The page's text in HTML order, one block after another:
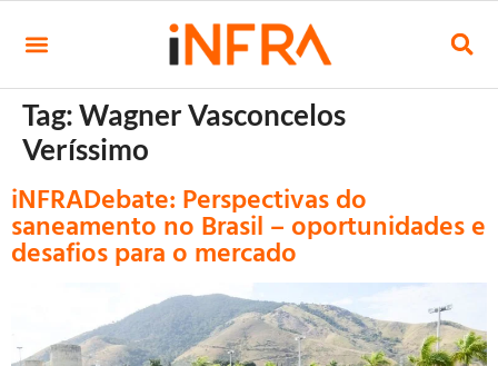
Tag:Wagner Vasconcelos
Veríssimo
iNFRADebate: Perspectivas do
saneamento no Brasil – oportunidades e
desafios para o mercado